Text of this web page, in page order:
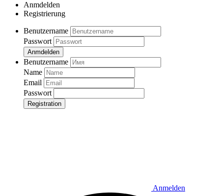
Anmdelden
Registrierung
Benutzername
Passwort
Anmdelden
Benutzername
Name
Email
Passwort
Registration
Anmelden